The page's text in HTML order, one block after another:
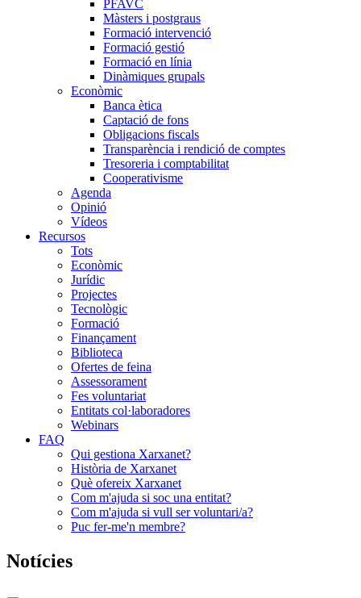
PFAVC
Màsters i postgraus
Formació intervenció
Formació gestió
Formació en línia
Dinàmiques grupals
Econòmic
Banca ètica
Captació de fons
Obligacions fiscals
Transparència i rendició de comptes
Tresoreria i comptabilitat
Cooperativisme
Agenda
Opinió
Vídeos
Recursos
Tots
Econòmic
Jurídic
Projectes
Tecnològic
Formació
Finançament
Biblioteca
Ofertes de feina
Assessorament
Fes voluntariat
Entitats col·laboradores
Webinars
FAQ
Qui gestiona Xarxanet?
Història de Xarxanet
Què ofereix Xarxanet
Com m'ajuda si soc una entitat?
Com m'ajuda si vull ser voluntari/a?
Puc fer-me'n membre?
Notícies